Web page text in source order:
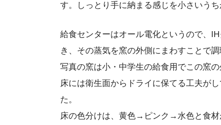
す。しっとり手に納まる感じを小さいう
給食センターはオール電化というので、
き、その蒸気を窯の外側にまわすことで
写真の窯は小・中学生の給食用でこの窯
床には衛生面からドライに保てる工夫が
た。
床の色分けは、黄色→ピンク→水色と食材